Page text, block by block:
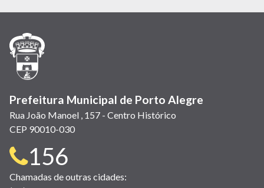
em
janela)
em
em
(link
em
em
em
Prefeitura Municipal de Porto Alegre
Rua João Manoel , 157 - Centro Histórico
CEP 90010-030
Telefone
para
156
Chamadas de outras cidades: